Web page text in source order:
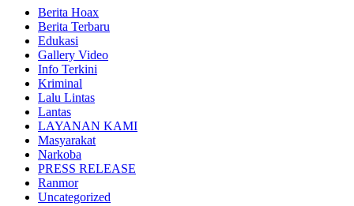
Berita Hoax
Berita Terbaru
Edukasi
Gallery Video
Info Terkini
Kriminal
Lalu Lintas
Lantas
LAYANAN KAMI
Masyarakat
Narkoba
PRESS RELEASE
Ranmor
Uncategorized